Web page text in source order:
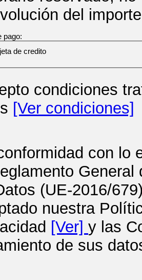
del
pago:
de credito
condiciones
[Ver condiciones]
con lo
General
(UE-2016/
nuestra
[Ver] y las
de sus